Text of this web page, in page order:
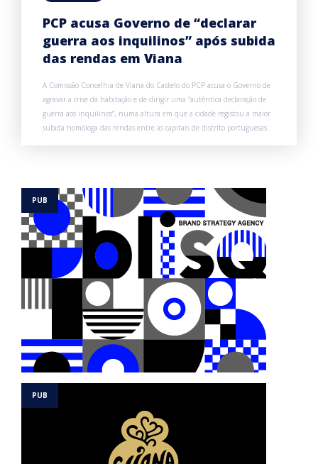
PCP acusa Governo de “declarar
guerra aos inquilinos” após subida
das rendas em Viana
A Comissão Concelhia de Viana do Castelo do PCP acusa o Governo de
agravar a crise da habitação e de dirigir uma “autêntica declaração de
guerra aos inquilinos”, numa altura em que a cidade registou a maior
subida homóloga das rendas entre as capitais de distrito portuguesas.